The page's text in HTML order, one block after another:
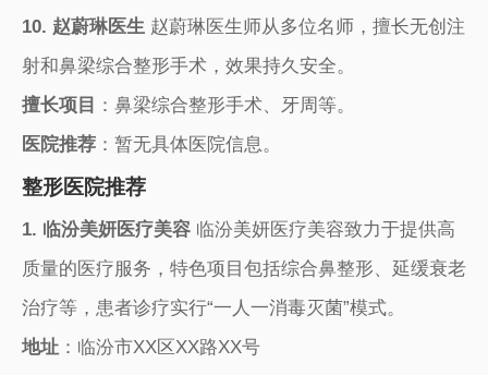
10. 赵蔚琳医生赵蔚琳医生师从多位名师，擅长无创注
射和鼻梁综合整形手术，效果持久安全。
擅长项目 ：鼻梁综合整形手术、牙周等。
医院推荐：暂无具体医院信息。
整形医院推荐
1. 临汾美妍医疗美容临汾美妍医疗美容致力于提供高
质量的医疗服务，特色项目包括综合鼻整形、延缓衰老
治疗等，患者诊疗实行“一人一消毒灭菌”模式。
地址：临汾市XX区XX路XX号